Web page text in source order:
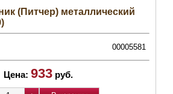
(Питчер) металлический
00005581
Цена: 933 руб.